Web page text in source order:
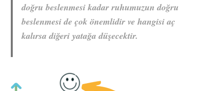
doğru beslenmesi kadar ruhumuzun doğru
beslenmesi de çok önemlidir ve hangisi aç
kalırsa diğeri yatağa düşecektir.